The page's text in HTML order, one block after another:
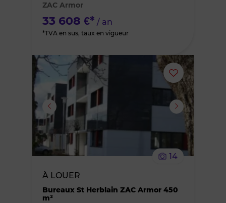
ZAC Armor
33 608 €* / an
*TVA en sus, taux en vigueur
Ajouter
ou
supprimer
14
À LOUER
Bureaux St Herblain ZAC Armor 450
m²